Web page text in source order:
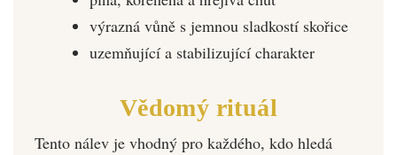
výrazná vůně s jemnou sladkostí skořice
uzemňující a stabilizující charakter
Vědomý rituál
Tento nálev je vhodný pro každého, kdo hledá